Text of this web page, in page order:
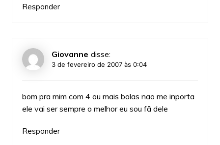
Responder
Giovanne disse:
3 de fevereiro de 2007 às 0:04
bom pra mim com 4 ou mais bolas nao me inporta
ele vai ser sempre o melhor eu sou fã dele
Responder